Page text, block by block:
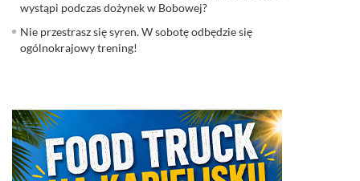
wystąpi podczas dożynek w Bobowej?
Nie przestrasz się syren. W sobotę odbędzie się
ogólnokrajowy trening!